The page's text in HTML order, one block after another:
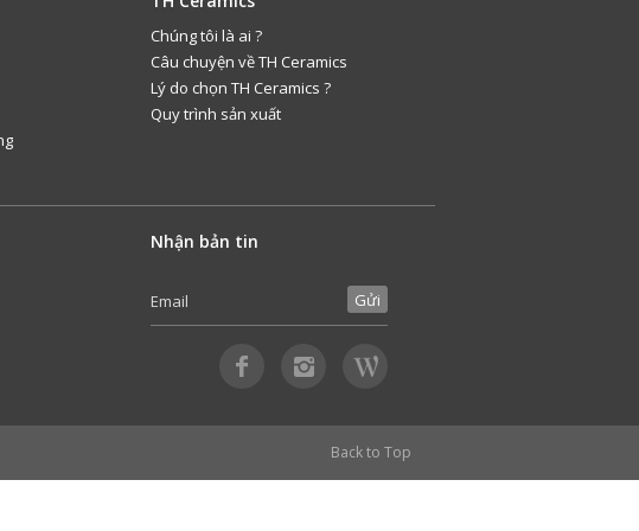
Chúng tôi là ai ?
Câu chuyện về TH Ceramics
Lý do chọn TH Ceramics ?
Quy trình sản xuất
Nhận bản tin
Back to Top